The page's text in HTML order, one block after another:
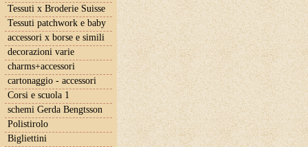
Tessuti x Broderie Suisse
Tessuti patchwork e baby
accessori x borse e simili
decorazioni varie
charms+accessori
cartonaggio - accessori
Corsi e scuola 1
schemi Gerda Bengtsson
Polistirolo
Bigliettini